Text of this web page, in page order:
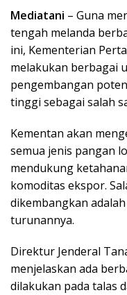
Mediatani – Guna
tengah melanda
ini, Kementerian
melakukan berbagai
pengembangan
tinggi sebagai salah
Kementan akan
semua jenis pangan
mendukung
komoditas ekspor.
dikembangkan
turunannya.
Direktur Jenderal
menjelaskan ada
dilakukan pada talas